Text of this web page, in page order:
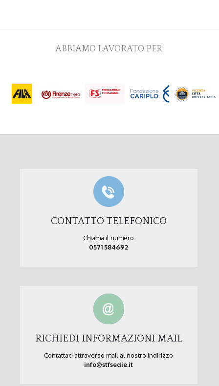
ABBIAMO LAVORATO PER:
CONTATTO TELEFONICO
Chiama il numero
0571 584692
RICHIEDI INFORMAZIONI MAIL
Contattaci attraverso mail al nostro indirizzo
info@stfsedie.it